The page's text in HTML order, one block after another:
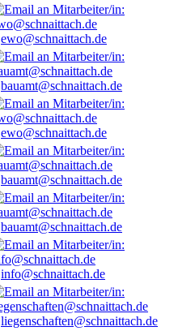
ewo@schnaittach.de
bauamt@schnaittach.de
ewo@schnaittach.de
bauamt@schnaittach.de
bauamt@schnaittach.de
info@schnaittach.de
liegenschaften@schnaittach.de